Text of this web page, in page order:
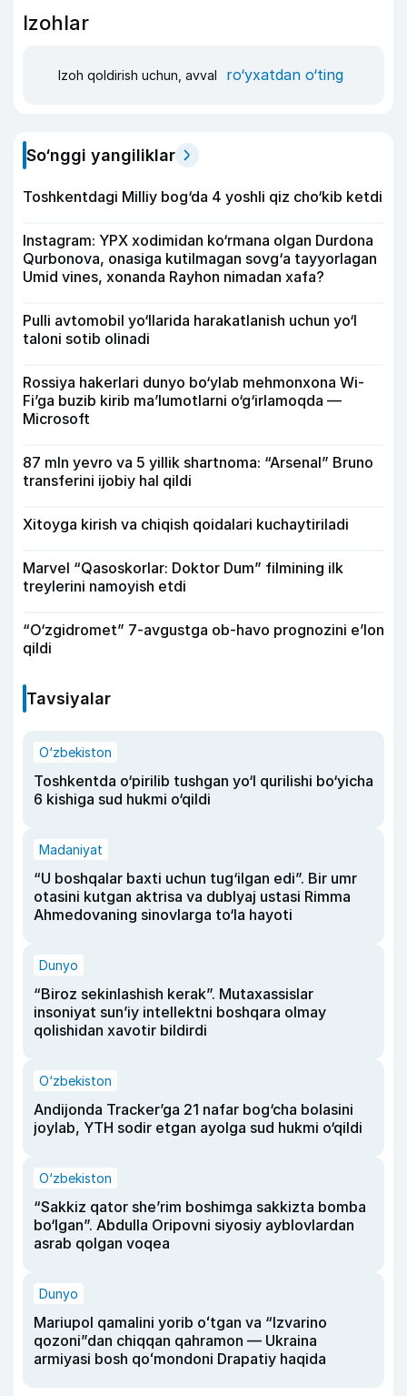
Izohlar
Izoh qoldirish uchun, avval ro‘yxatdan o‘ting
So‘nggi yangiliklar
Toshkentdagi Milliy bog‘da 4 yoshli qiz cho‘kib ketdi
Instagram: YPX xodimidan ko‘rmana olgan Durdona
Qurbonova, onasiga kutilmagan sovg‘a tayyorlagan
Umid vines, xonanda Rayhon nimadan xafa?
Pulli avtomobil yo‘llarida harakatlanish uchun yo‘l
taloni sotib olinadi
Rossiya hakerlari dunyo bo‘ylab mehmonxona Wi-
Fi’ga buzib kirib ma’lumotlarni o‘g‘irlamoqda —
Microsoft
87 mln yevro va 5 yillik shartnoma: “Arsenal” Bruno
transferini ijobiy hal qildi
Xitoyga kirish va chiqish qoidalari kuchaytiriladi
Marvel “Qasoskorlar: Doktor Dum” filmining ilk
treylerini namoyish etdi
“O‘zgidromet” 7-avgustga ob-havo prognozini e’lon
qildi
Tavsiyalar
O‘zbekiston
Toshkentda o‘pirilib tushgan yo‘l qurilishi bo‘yicha
6 kishiga sud hukmi o‘qildi
Madaniyat
“U boshqalar baxti uchun tug‘ilgan edi”. Bir umr
otasini kutgan aktrisa va dublyaj ustasi Rimma
Ahmedovaning sinovlarga to‘la hayoti
Dunyo
“Biroz sekinlashish kerak”. Mutaxassislar
insoniyat sun’iy intellektni boshqara olmay
qolishidan xavotir bildirdi
O‘zbekiston
Andijonda Tracker’ga 21 nafar bog‘cha bolasini
joylab, YTH sodir etgan ayolga sud hukmi o‘qildi
O‘zbekiston
“Sakkiz qator she’rim boshimga sakkizta bomba
bo‘lgan”. Abdulla Oripovni siyosiy ayblovlardan
asrab qolgan voqea
Dunyo
Mariupol qamalini yorib oʻtgan va “Izvarino
qozoni”dan chiqqan qahramon — Ukraina
armiyasi bosh qoʻmondoni Drapatiy haqida